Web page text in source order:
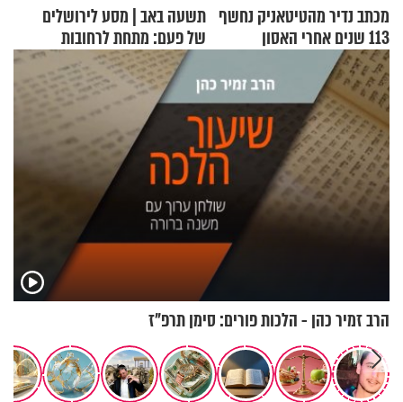
מכתב נדיר מהטיטאניק נחשף
113 שנים אחרי האסון
תשעה באב | מסע לירושלים
של פעם: מתחת לרחובות
ירושלים
הרב זמיר כהן - הלכות פורים: סימן תרפ"ז